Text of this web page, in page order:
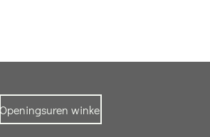
Openingsuren winkel